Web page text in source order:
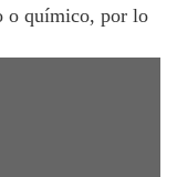
o químico, por lo